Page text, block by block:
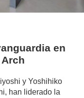
en
y Yoshihiko
han liderado la